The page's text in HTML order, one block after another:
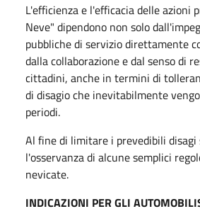
L'efficienza e l'efficacia delle azioni
Neve" dipendono non solo
pubbliche di servizio direttamente
dalla collaborazione e dal senso di
cittadini, anche in termini di
di disagio che inevitabilmente
periodi.
Al fine di limitare i prevedibili disagi
l'osservanza di alcune semplici
nevicate.
INDICAZIONI PER GLI